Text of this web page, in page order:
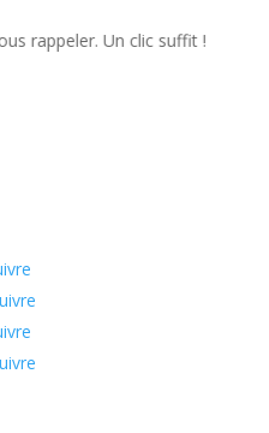
Un clic suffit !